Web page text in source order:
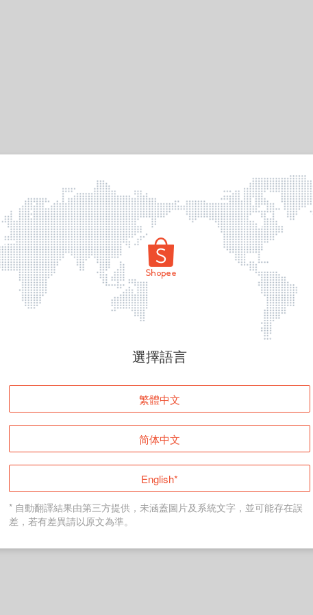
頁面無法顯示
登入
返回首頁
選擇語言
繁體中文
简体中文
English*
* 自動翻譯結果由第三方提供，未涵蓋圖片及系統文字，並可能存在誤
差，若有差異請以原文為準。